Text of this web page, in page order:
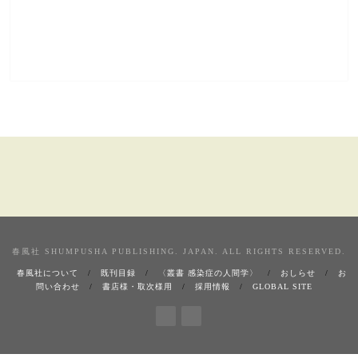
春風社 SHUMPUSHA PUBLISHING. JAPAN. ALL RIGHTS RESERVED.
春風社について 既刊目録 〈叢書 感染症の人間学〉 おしらせ
お
問い合わせ
書店様・取次様用 採用情報 GLOBAL SITE